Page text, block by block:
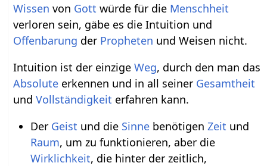
Wissen von Gott würde für die Menschheit
verloren sein, gäbe es die Intuition und
Offenbarung der Propheten und Weisen nicht.
Intuition ist der einzigeWeg, durch den man das
Absolute erkennen und in all seiner Gesamtheit
undVollständigkeit erfahren kann.
Der Geist und die Sinnebenötigen Zeit und
Raum, um zu funktionieren, aber die
Wirklichkeit, die hinter der zeitlich,